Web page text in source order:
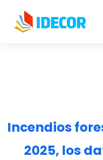
Incendios
2025, los